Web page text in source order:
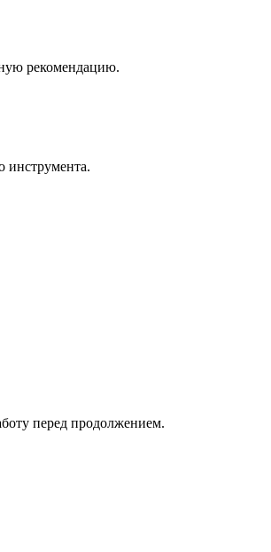
рекомендацию.
инструмента.
перед продолжением.